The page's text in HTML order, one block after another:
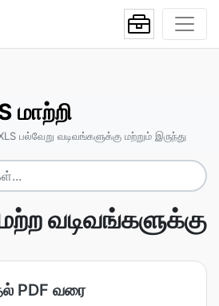
மாற்றி
பல்வேறு வடிவங்களுக்கு மற்றும் இருந்து
வடிவங்களுக்கு
PDF வரை